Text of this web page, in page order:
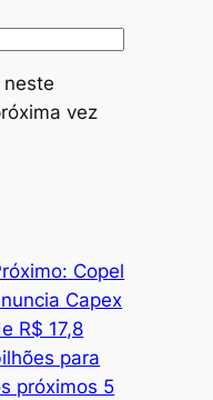
vez
Copel
Capex
R$ 17,8
para
próximos 5